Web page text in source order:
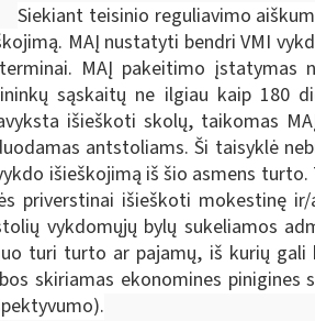
Siekiant teisinio reguliavimo
MAĮ nustatyti bendri VMI
MAĮ pakeitimo įstatymas
sąskaitų ne ilgiau kaip 180
išieškoti skolų, taikomas
antstoliams. Ši taisyklė
išieškojimą iš šio asmens
priverstinai išieškoti mokestinę
vykdomųjų bylų sukeliamos
turi turto ar pajamų, iš kurių gali
skiriamas ekonomines